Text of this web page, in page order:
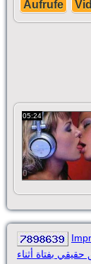
Aufrufe
05:24
0
بفتاة أثناء